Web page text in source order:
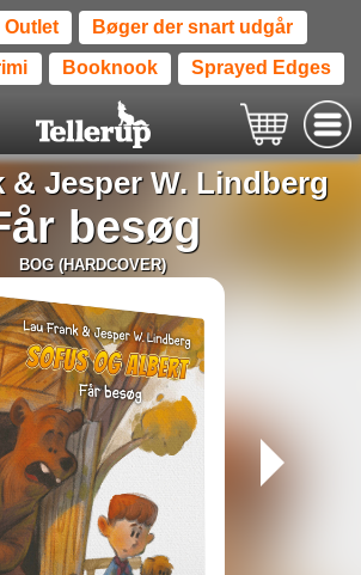
Outlet Bøger der snart udgår
Booknook Sprayed Edges
& Jesper W. Lindberg
besøg
BOG (HARDCOVER)